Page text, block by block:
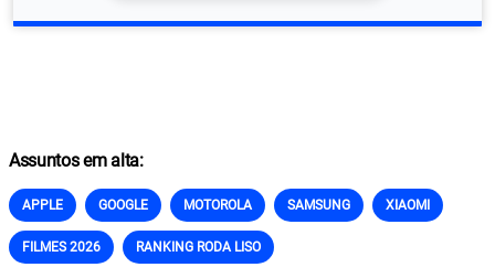
Assuntos em alta:
APPLE GOOGLE MOTOROLA SAMSUNG XIAOMI
FILMES 2026 RANKING RODA LISO